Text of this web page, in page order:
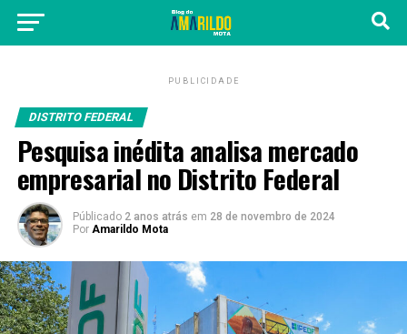
PUBLICIDADE
DISTRITO FEDERAL
Pesquisa inédita analisa mercado
empresarial no Distrito Federal
Públicado 2 anos atrás em 28 de novembro de 2024
Por Amarildo Mota